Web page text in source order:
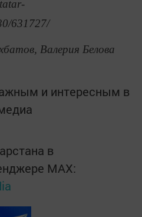
631727/
Валерия Белова
и интересным в
в
MАХ: